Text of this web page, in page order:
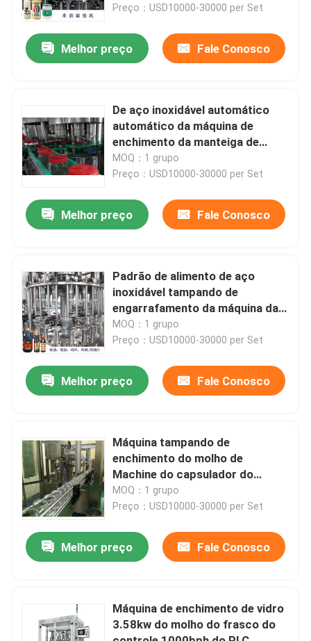
Produtos
Sobre nós
Excursão da fábrica
Contacte-nos
Notícia
Peça umas citações
Máquina de enchimento automática do óleo
amendoim de 10000BPH 100ml,
molho do amendoim
Preço：USD10000-30000 per Set
Melhor preço Fale Conosco
De aço inoxidável automático
automático da máquina de
enchimento da manteiga de
amendoim de 6.58kw 18000BPH
MOQ：1 grupo
Preço：USD10000-30000 per Set
Melhor preço Fale Conosco
Padrão de alimento de aço
inoxidável tampando de
engarrafamento da máquina da
máquina de enchimento do
molho do caramelo de SUS304
MOQ：1 grupo
Preço：USD10000-30000 per Set
Melhor preço Fale Conosco
Máquina tampando de
enchimento do molho de
Machine do capsulador do
enchimento do molho de massa
7000BPH
MOQ：1 grupo
Preço：USD10000-30000 per Set
Melhor preço Fale Conosco
Máquina de enchimento de vidro
3.58kw do molho do frasco do